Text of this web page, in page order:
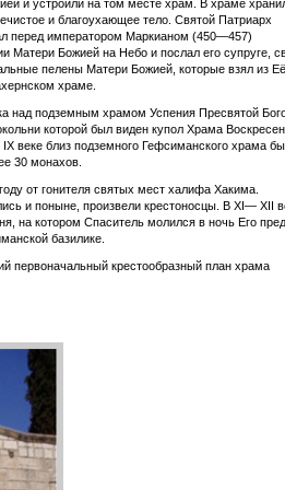
и устроили на том месте храм. В храме
и благоухающее тело. Святой Патриарх
перед императором Маркианом (450—457)
Матери Божией на Небо и послал его супруге,
пелены Матери Божией, которые взял из Её
храме.
над подземным храмом Успения Пресвятой
которой был виден купол Храма
веке близ подземного Гефсиманского храма
30 монахов.
от гонителя святых мест халифа Хакима.
и поныне, произвели крестоносцы. В XI— XII
на котором Спаситель молился в ночь Его
базилике.
первоначальный крестообразный план храма